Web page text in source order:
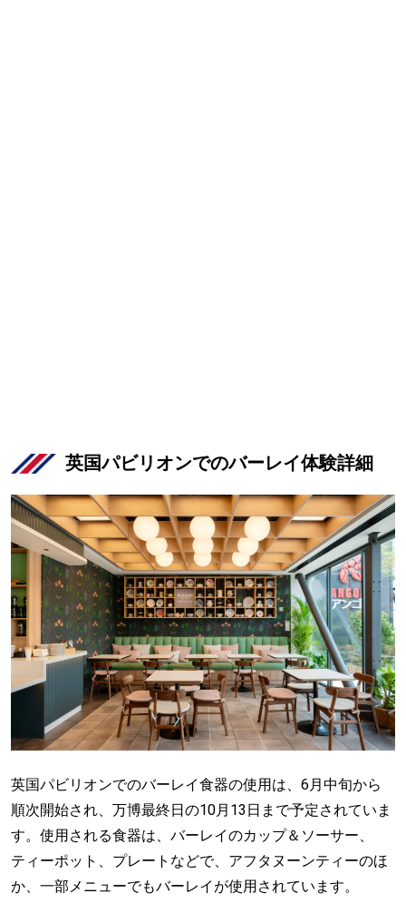
英国パビリオンでのバーレイ体験詳細
英国パビリオンでのバーレイ食器の使用は、6月中旬から
順次開始され、万博最終日の10月13日まで予定されていま
す。使用される食器は、バーレイのカップ＆ソーサー、
ティーポット、プレートなどで、アフタヌーンティーのほ
か、一部メニューでもバーレイが使用されています。